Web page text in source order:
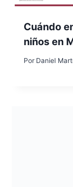
Cuándo
niños en
Por Daniel